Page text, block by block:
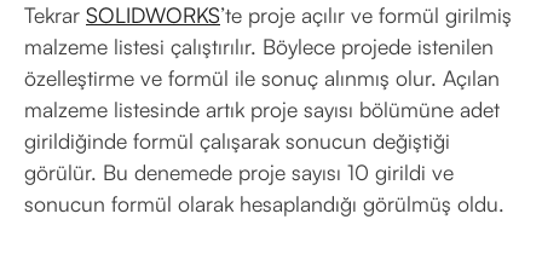
Tekrar SOLIDWORKS’te proje açılır ve formül girilmiş
malzeme listesi çalıştırılır. Böylece projede istenilen
özelleştirme ve formül ile sonuç alınmış olur. Açılan
malzeme listesinde artık proje sayısı bölümüne adet
girildiğinde formül çalışarak sonucun değiştiği
görülür. Bu denemede proje sayısı 10 girildi ve
sonucun formül olarak hesaplandığı görülmüş oldu.